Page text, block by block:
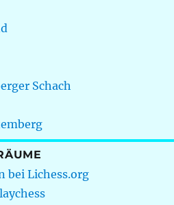
Schach
bei Lichess.org